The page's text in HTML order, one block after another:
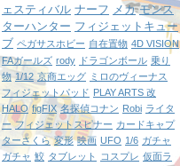
ェスティバル ナーフ メカ モンス
ターハンター フィジェットキュー
ブ ペガサスホビー 自在置物 4D VISION
FAガールズ rody ドラゴンボール 乗り
物 1/12 京商エッグ ミロのヴィーナス
フィジェットパッド PLAY ARTS 改
HALO figFIX 名探偵コナン Robi ライタ
ー フィジェットスピナー カードキャプ
ターさくら 変形 映画 UFO 1/6 ガチャ
ガチャ 鮫 タブレット コスプレ 仮面ラ